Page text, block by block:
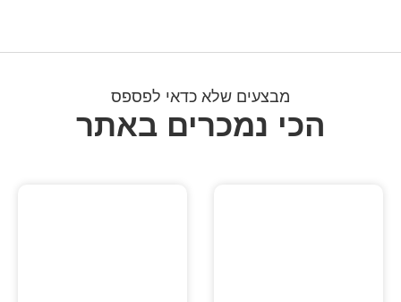
מבצעים שלא כדאי לפספס
הכי נמכרים באתר